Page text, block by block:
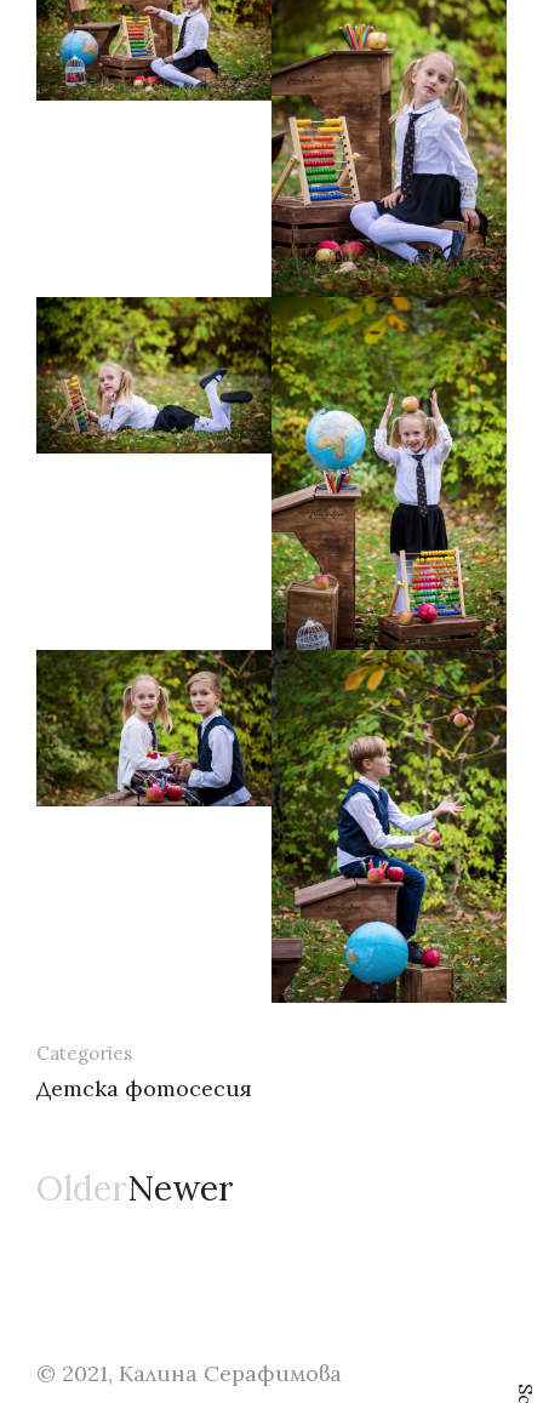
Categories
Детска фотосесия
Навигация
OlderNewer
© 2021, Калина Серафимова
S
c